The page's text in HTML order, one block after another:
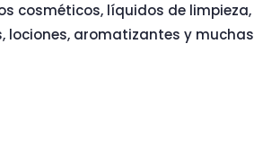
cosméticos, líquidos de limpieza,
lociones, aromatizantes y muchas